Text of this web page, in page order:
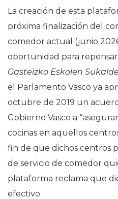
La creación de esta
próxima finalización del
comedor actual (junio
oportunidad para
Gasteizko Eskolen
el Parlamento Vasco ya
octubre de 2019 un
Gobierno Vasco a
cocinas en aquellos
fin de que dichos centros
de servicio de comedor
plataforma reclama que
efectivo.